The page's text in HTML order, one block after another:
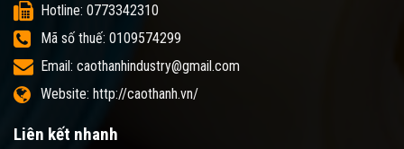
Hotline: 0773342310
Mã số thuế: 0109574299
Email: caothanhindustry@gmail.com
Website: http://caothanh.vn/
Liên kết nhanh